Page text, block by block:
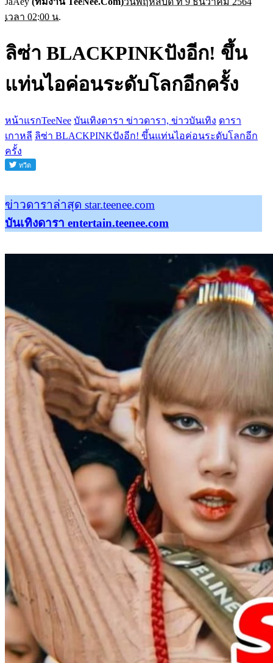
เวลา 02:00 น.
ลิซ่า BLACKPINKปังอีก! ขึ้น
แท่นไอค่อนระดับโลกอีกครั้ง
หน้าแรกTeeNee บันเทิงดารา ข่าวดารา, ข่าวบันเทิง ดารา
เกาหลี ลิซ่า BLACKPINKปังอีก! ขึ้นแท่นไอค่อนระดับโลกอีก
ครั้ง
ข่าวดาราล่าสุด star.teenee.com
บันเทิงดารา entertain.teenee.com